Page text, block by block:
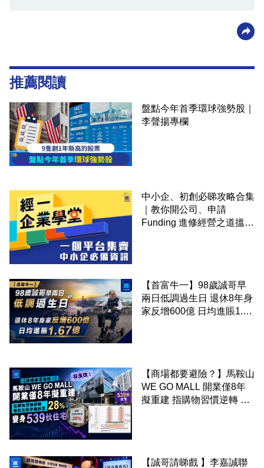
推薦閱讀
盤點今年首季環球強勢股｜
李聲揚專欄
中小企、初創必睇攻略合集
｜教你開公司、申請
Funding 進修經營之道搵大
【首富牛一】98歲誠哥早
兩日低調過生日 退休8年身
家反增600億 日均進賬1.67
【商場都要避險？】馬鞍山
WE GO MALL 開業僅8年
擬重建 指購物習慣逆轉 餐
【誠哥請睇戲 】李嘉誠聯